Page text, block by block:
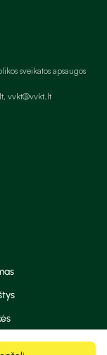
sveikatos apsaugos
vvkt@vvkt.lt